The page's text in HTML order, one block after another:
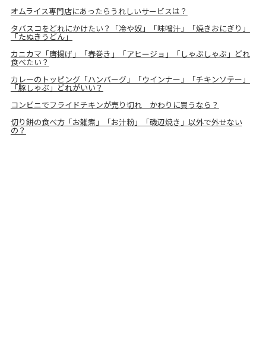
オムライス専門店にあったらうれしいサービスは？
タバスコをどれにかけたい？「冷や奴」「味噌汁」「焼きおにぎり」
「たぬきうどん」
カニカマ「唐揚げ」「春巻き」「アヒージョ」「しゃぶしゃぶ」どれ
食べたい？
カレーのトッピング「ハンバーグ」「ウインナー」「チキンソテー」
「豚しゃぶ」どれがいい？
コンビニでフライドチキンが売り切れ かわりに買うなら？
切り餅の食べ方「お雑煮」「お汁粉」「磯辺焼き」以外で外せない
の？